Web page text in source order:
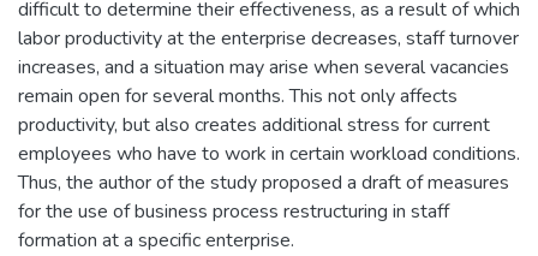
difficult to determine their effectiveness, as a result of which
labor productivity at the enterprise decreases, staff turnover
increases, and a situation may arise when several vacancies
remain open for several months. This not only affects
productivity, but also creates additional stress for current
employees who have to work in certain workload conditions.
Thus, the author of the study proposed a draft of measures
for the use of business process restructuring in staff
formation at a specific enterprise.